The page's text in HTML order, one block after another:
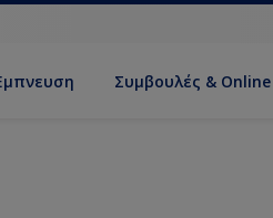
Συμβουλές &